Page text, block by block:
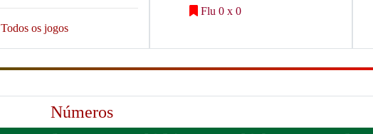
Todos os jogos
Flu 0 x 0
Números